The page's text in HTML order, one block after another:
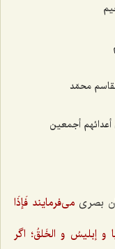
محمّد
أعدائهم أجمعين‌
بصری می‌فرمایند فَإذَا
و إبلیسُ و الخَلقُ؛ اگر